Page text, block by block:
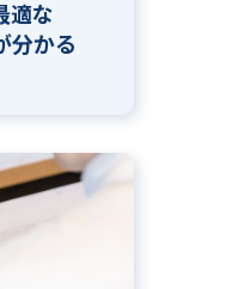
適な
分かる